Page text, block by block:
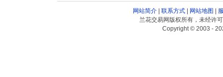
网站简介| 联系方式| 网站地图 |
兰花交易网版权所有，未经许
Copyright © 2003 -